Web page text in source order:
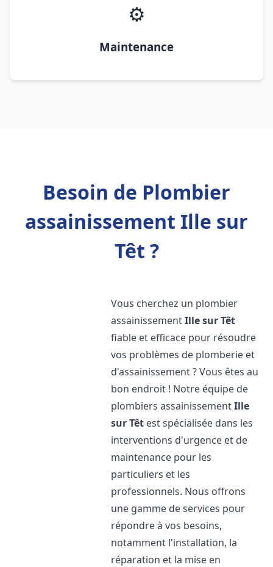
⚙️
Maintenance
Besoin de Plombier
assainissement Ille sur
Têt ?
Vous cherchez un plombier
assainissementIlle sur Têt
fiable et efficace pour résoudre
vos problèmes de plomberie et
d'assainissement ? Vous êtes au
bon endroit ! Notre équipe de
plombiers assainissementIlle
sur Têt est spécialisée dans les
interventions d'urgence et de
maintenance pour les
particuliers et les
professionnels. Nous offrons
une gamme de services pour
répondre à vos besoins,
notamment l'installation, la
réparation et la mise en